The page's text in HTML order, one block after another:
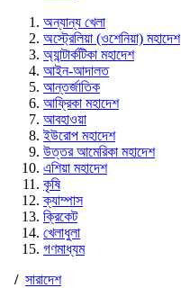
অন্যান্য খেলা
অস্ট্রেলিয়া (ওশেনিয়া) মহাদেশ
অ্যান্টার্কটিকা মহাদেশ
আইন-আদালত
আন্তর্জাতিক
আফ্রিকা মহাদেশ
আবহাওয়া
ইউরোপ মহাদেশ
উত্তর আমেরিকা মহাদেশ
এশিয়া মহাদেশ
কৃষি
ক্যাম্পাস
ক্রিকেট
খেলাধুলা
গণমাধ্যম
/ সারাদেশ